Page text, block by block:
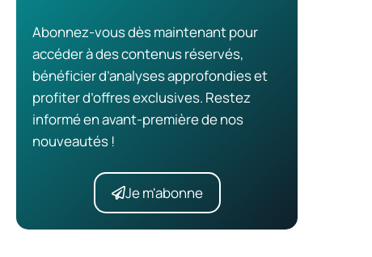
Abonnez-vous dès maintenant pour
accéder à des contenus réservés,
bénéficier d’analyses approfondies et
profiter d’offres exclusives. Restez
informé en avant-première de nos
nouveautés !
Je m'abonne